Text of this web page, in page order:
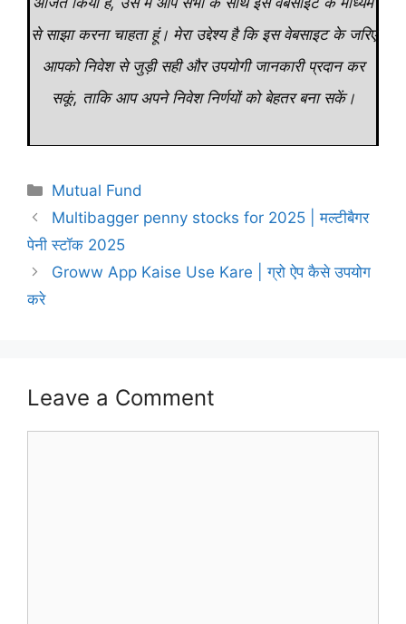
से साझा करना चाहता हूं। मेरा उद्देश्य है कि इस वेबसाइट के जरिए
आपको निवेश से जुड़ी सही और उपयोगी जानकारी प्रदान कर
सकूं, ताकि आप अपने निवेश निर्णयों को बेहतर बना सकें।
Categories
Mutual Fund
Multibagger penny stocks for 2025 | मल्टीबैगर
पेनी स्टॉक 2025
Groww App Kaise Use Kare | ग्रो ऐप कैसे उपयोग
करे
Leave a Comment